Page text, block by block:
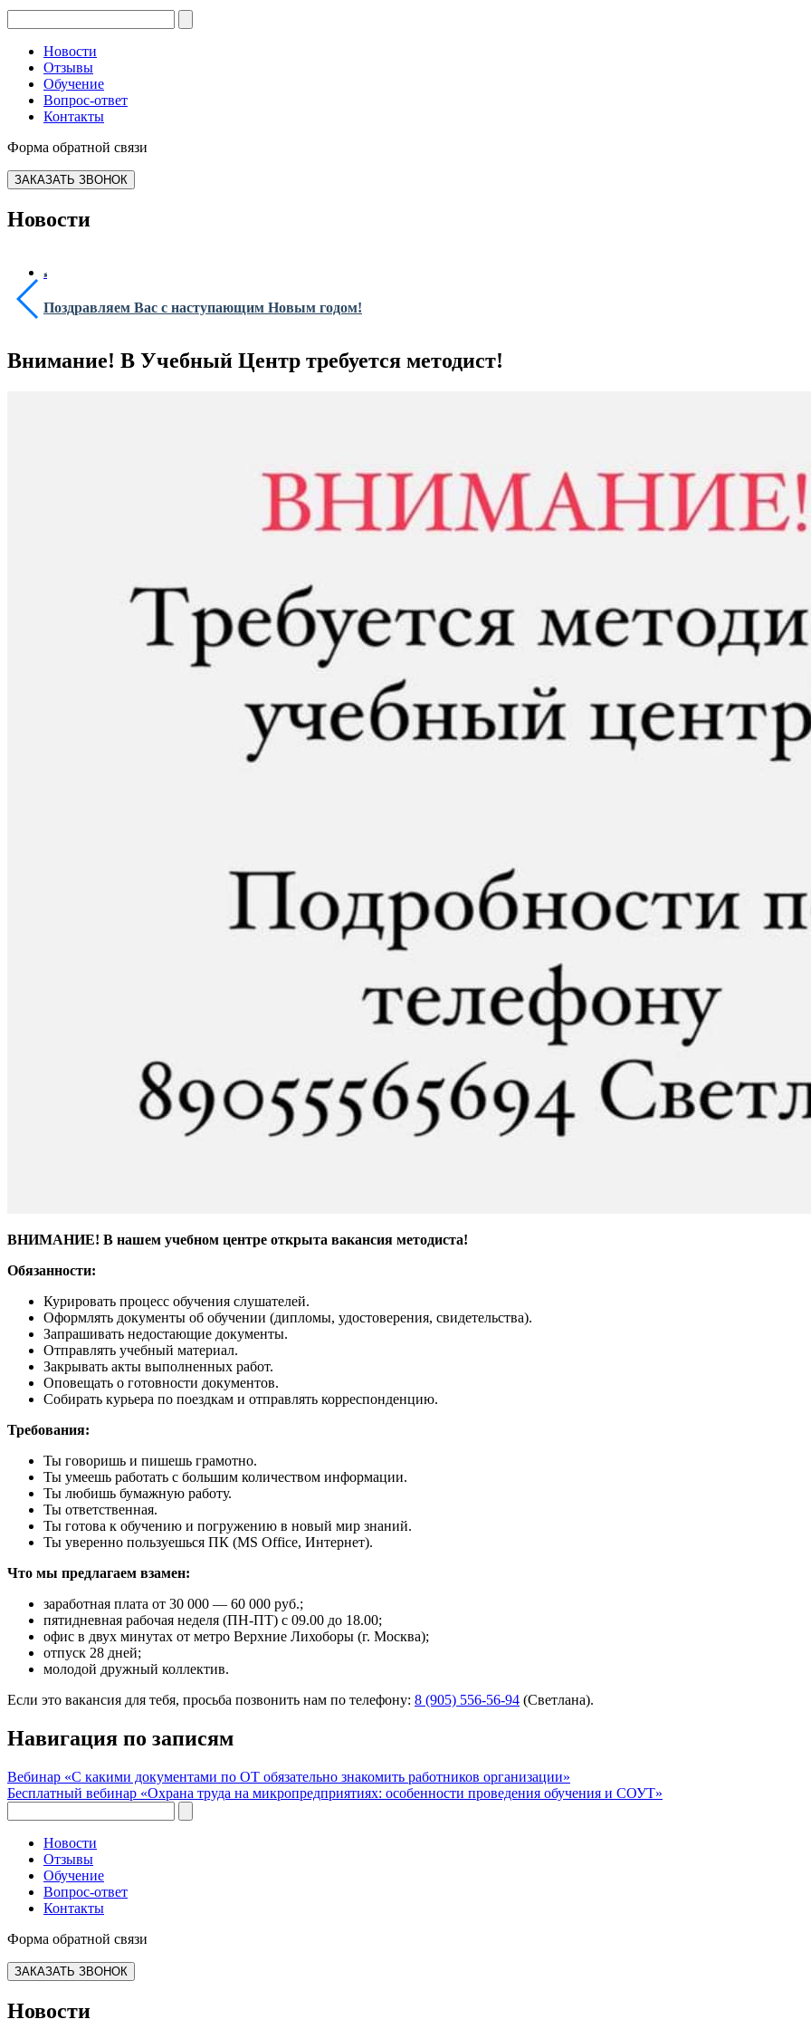
Новости
Отзывы
Обучение
Вопрос-ответ
Контакты
Форма обратной связи
ЗАКАЗАТЬ ЗВОНОК
Новости
Поздравляем Вас с наступающим Новым годом!
Внимание! В Учебный Центр требуется методист!
ВНИМАНИЕ! В нашем учебном центре открыта вакансия методиста!
Обязанности:
Курировать процесс обучения слушателей.
Оформлять документы об обучении (дипломы, удостоверения, свидетельства).
Запрашивать недостающие документы.
Отправлять учебный материал.
Закрывать акты выполненных работ.
Оповещать о готовности документов.
Собирать курьера по поездкам и отправлять корреспонденцию.
Требования:
Ты говоришь и пишешь грамотно.
Ты умеешь работать с большим количеством информации.
Ты любишь бумажную работу.
Ты ответственная.
Ты готова к обучению и погружению в новый мир знаний.
Ты уверенно пользуешься ПК (MS Office, Интернет).
Что мы предлагаем взамен:
заработная плата от 30 000 — 60 000 руб.;
пятидневная рабочая неделя (ПН-ПТ) с 09.00 до 18.00;
офис в двух минутах от метро Верхние Лихоборы (г. Москва);
отпуск 28 дней;
молодой дружный коллектив.
Если это вакансия для тебя, просьба позвонить нам по телефону: 8 (905) 556-56-94 (Светлана).
Навигация по записям
Вебинар «С какими документами по ОТ обязательно знакомить работников организации»
Бесплатный вебинар «Охрана труда на микропредприятиях: особенности проведения обучения и СОУТ»
Новости
Отзывы
Обучение
Вопрос-ответ
Контакты
Форма обратной связи
ЗАКАЗАТЬ ЗВОНОК
Новости